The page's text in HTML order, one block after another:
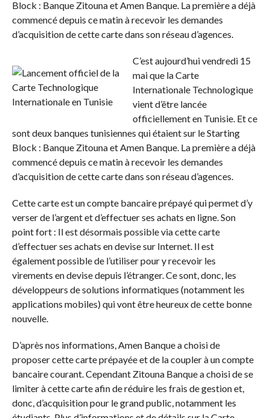
Block : Banque Zitouna et Amen Banque. La première a déjà
commencé depuis ce matin à recevoir les demandes
d’acquisition de cette carte dans son réseau d’agences.
C’est aujourd’hui vendredi 15
mai que la Carte
Internationale Technologique
vient d’être lancée
officiellement en Tunisie. Et ce
sont deux banques tunisiennes qui étaient sur le Starting
Block : Banque Zitouna et Amen Banque. La première a déjà
commencé depuis ce matin à recevoir les demandes
d’acquisition de cette carte dans son réseau d’agences.
Cette carte est un compte bancaire prépayé qui permet d’y
verser de l’argent et d’effectuer ses achats en ligne. Son
point fort : Il est désormais possible via cette carte
d’effectuer ses achats en devise sur Internet. Il est
également possible de l’utiliser pour y recevoir les
virements en devise depuis l’étranger. Ce sont, donc, les
développeurs de solutions informatiques (notamment les
applications mobiles) qui vont être heureux de cette bonne
nouvelle.
D’après nos informations, Amen Banque a choisi de
proposer cette carte prépayée et de la coupler à un compte
bancaire courant. Cependant Zitouna Banque a choisi de se
limiter à cette carte afin de réduire les frais de gestion et,
donc, d’acquisition pour le grand public, notamment les